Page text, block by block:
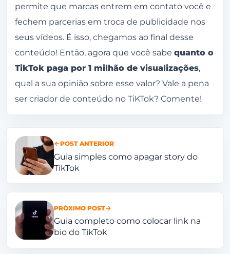
permite que marcas entrem em contato você e
fechem parcerias em troca de publicidade nos
seus vídeos. É isso, chegamos ao final desse
conteúdo! Então, agora que você sabe quanto o
TikTok paga por 1 milhão de visualizações,
qual a sua opinião sobre esse valor? Vale a pena
ser criador de conteúdo no TiKTok? Comente!
POST ANTERIOR
Guia simples como apagar story do
TikTok
PRÓXIMO POST
Guia completo como colocar link na
bio do TikTok